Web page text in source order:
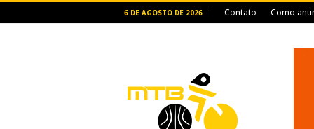
6 DE AGOSTO DE 2026 Contato Como